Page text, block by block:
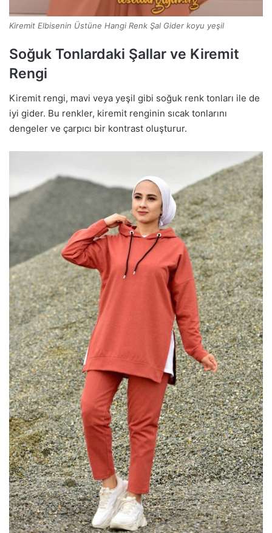
Kiremit Elbisenin Üstüne Hangi Renk Şal Gider koyu yeşil
Soğuk Tonlardaki Şallar ve Kiremit
Rengi
Kiremit rengi, mavi veya yeşil gibi soğuk renk tonları ile de
iyi gider. Bu renkler, kiremit renginin sıcak tonlarını
dengeler ve çarpıcı bir kontrast oluşturur.